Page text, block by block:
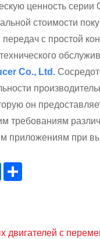
ценность
стоимости
с простой
Co., Ltd.
он
требованиям
приложениям при
LinkedIn
двигателей с